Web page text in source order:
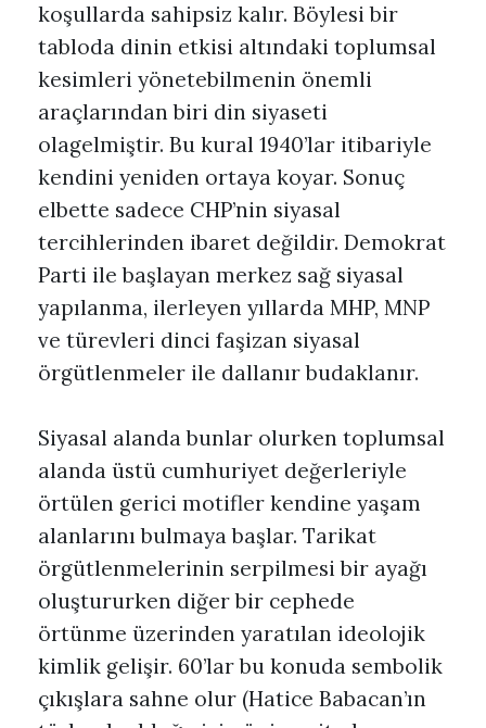
koşullarda sahipsiz kalır. Böylesi bir
tabloda dinin etkisi altındaki toplumsal
kesimleri yönetebilmenin önemli
araçlarından biri din siyaseti
olagelmiştir. Bu kural 1940’lar itibariyle
kendini yeniden ortaya koyar. Sonuç
elbette sadece CHP’nin siyasal
tercihlerinden ibaret değildir. Demokrat
Parti ile başlayan merkez sağ siyasal
yapılanma, ilerleyen yıllarda MHP, MNP
ve türevleri dinci faşizan siyasal
örgütlenmeler ile dallanır budaklanır.
Siyasal alanda bunlar olurken toplumsal
alanda üstü cumhuriyet değerleriyle
örtülen gerici motifler kendine yaşam
alanlarını bulmaya başlar. Tarikat
örgütlenmelerinin serpilmesi bir ayağı
oluştururken diğer bir cephede
örtünme üzerinden yaratılan ideolojik
kimlik gelişir. 60’lar bu konuda sembolik
çıkışlara sahne olur (Hatice Babacan’ın